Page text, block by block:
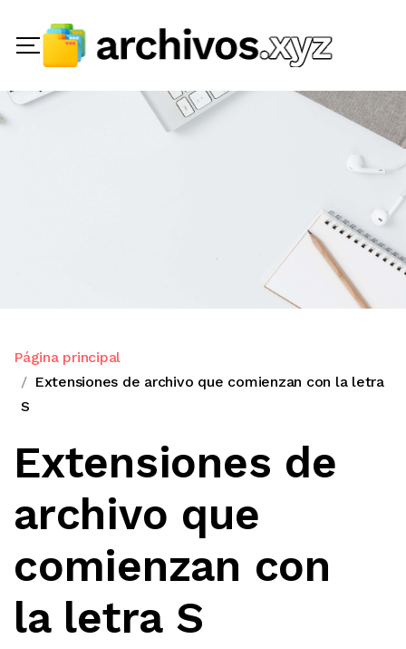
Página principal
Extensiones de archivo que comienzan con la letra
S
Extensiones de
archivo que
comienzan con
la letra S